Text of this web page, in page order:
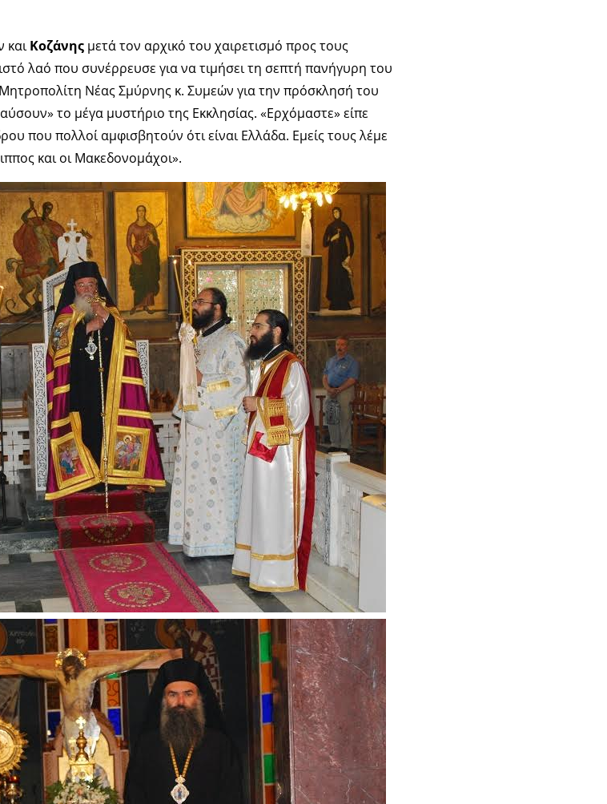
καιΚοζάνης μετά τον αρχικό του χαιρετισμό προς τους
λαό που συνέρρευσε για να τιμήσει τη σεπτή πανήγυρη του
Νέας Σμύρνης κ. Συμεών για την πρόσκλησή του
το μέγα μυστήριο της Εκκλησίας. «Ερχόμαστε» είπε
που πολλοί αμφισβητούν ότι είναι Ελλάδα. Εμείς τους λέμε
και οι Μακεδονομάχοι».